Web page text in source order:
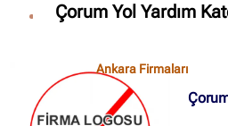
Çorum Yol Yardım
Ankara Firmaları
İstanbul